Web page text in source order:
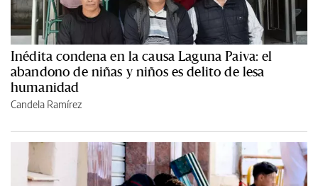
Inédita condena en la causa Laguna Paiva: el
abandono de niñas y niños es delito de lesa
humanidad
Candela Ramírez